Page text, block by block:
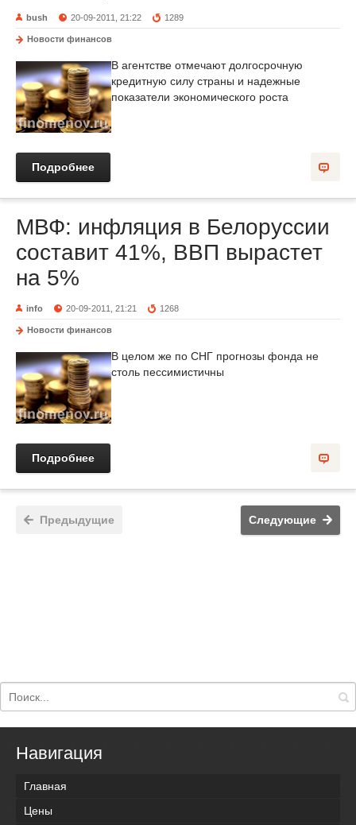
bush 20-09-2011, 21:22 1289
Новости финансов
В агентстве отмечают долгосрочную
кредитную силу страны и надежные
показатели экономического роста
Подробнее
МВФ: инфляция в Белоруссии
составит 41%, ВВП вырастет
на 5%
info 20-09-2011, 21:21 1268
Новости финансов
В целом же по СНГ прогнозы фонда не
столь пессимистичны
Подробнее
Предыдущие Следующие
Навигация
Главная
Цены